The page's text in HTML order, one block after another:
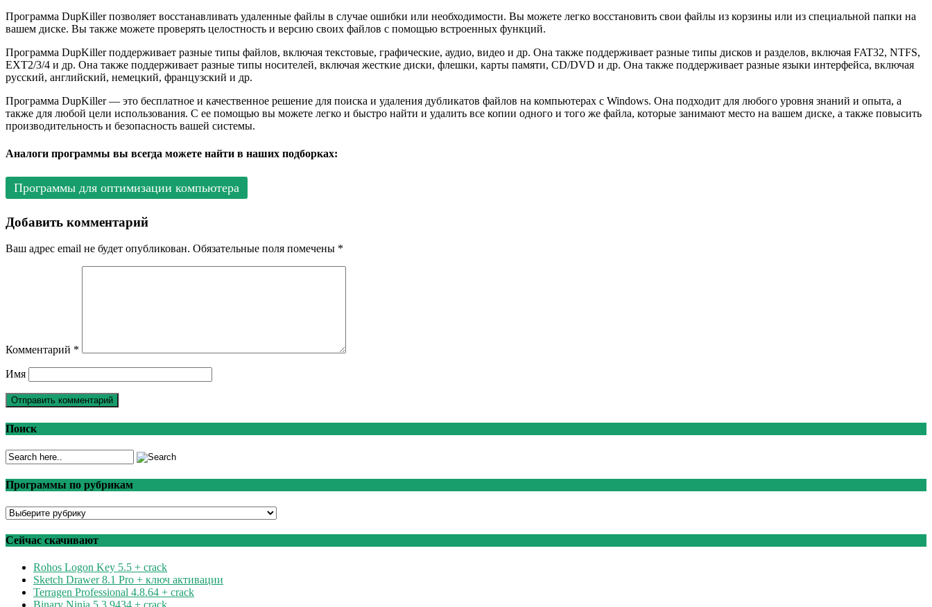
Программа DupKiller позволяет восстанавливать удаленные файлы в случае ошибки или необходимости. Вы можете легко восстановить свои файлы из корзины или из специальной папки на
вашем диске. Вы также можете проверять целостность и версию своих файлов с помощью встроенных функций.
Программа DupKiller поддерживает разные типы файлов, включая текстовые, графические, аудио, видео и др. Она также поддерживает разные типы дисков и разделов, включая FAT32, NTFS,
EXT2/3/4 и др. Она также поддерживает разные типы носителей, включая жесткие диски, флешки, карты памяти, CD/DVD и др. Она также поддерживает разные языки интерфейса, включая
русский, английский, немецкий, французский и др.
Программа DupKiller — это бесплатное и качественное решение для поиска и удаления дубликатов файлов на компьютерах с Windows. Она подходит для любого уровня знаний и опыта, а
также для любой цели использования. С ее помощью вы можете легко и быстро найти и удалить все копии одного и того же файла, которые занимают место на вашем диске, а также повысить
производительность и безопасность вашей системы.
Аналоги программы вы всегда можете найти в наших подборках:
Программы для оптимизации компьютера
Добавить комментарий
Ваш адрес email не будет опубликован. Обязательные поля помечены *
Комментарий *
Имя
Поиск
Программы по рубрикам
Программы
рубрикам
Сейчас скачивают
Rohos Logon Key 5.5 + crack
Sketch Drawer 8.1 Pro + ключ активации
Terragen Professional 4.8.64 + crack
Binary Ninja 5.3.9434 + crack